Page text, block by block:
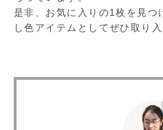
是非、お気に入りの1枚を見つ
し色アイテムとしてぜひ取り